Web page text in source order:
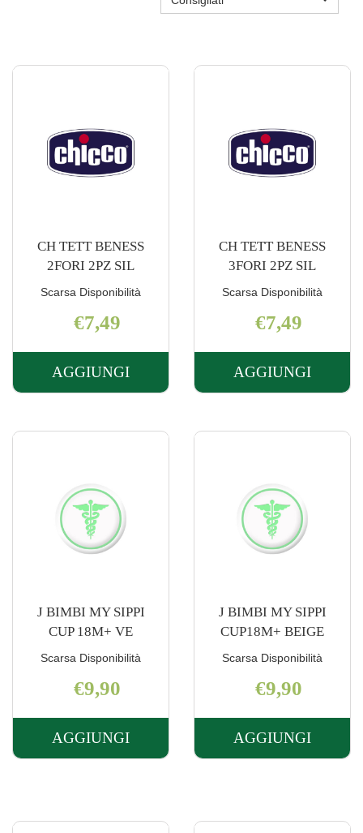
CH TETT BENESS
2FORI 2PZ SIL
Scarsa Disponibilità
€7,49
AGGIUNGI
AGGIUNGI CH
SIL AL
CARRELLO
CH TETT BENESS
3FORI 2PZ SIL
Scarsa Disponibilità
€7,49
AGGIUNGI
AGGIUNGI
SIL AL
CARRELLO
J BIMBI MY SIPPI
CUP 18M+ VE
Scarsa Disponibilità
€9,90
AGGIUNGI
AGGIUNGI J
J BIMBI MY SIPPI
CUP18M+ BEIGE
Scarsa Disponibilità
€9,90
AGGIUNGI
AGGIUNGI J